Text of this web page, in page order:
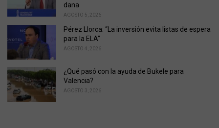
dana
AGOSTO 5, 2026
Pérez Llorca: “La inversión evita listas de espera
para la ELA”
AGOSTO 4, 2026
¿Qué pasó con la ayuda de Bukele para
Valencia?
AGOSTO 3, 2026